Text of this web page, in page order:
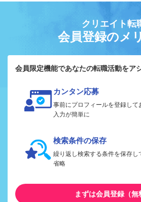
クリエイト転
会員登録のメ
会員限定機能であなたの転職活動をア
カンタン応募
事前にプロフィールを登録して
入力が簡単に
検索条件の保存
繰り返し検索する条件を保存し
省略
まずは会員登録（無